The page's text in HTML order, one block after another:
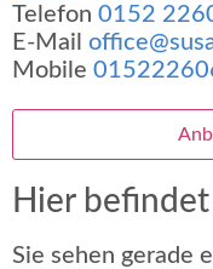
Telefon 0152
E-Mail
Mobile
Hier
Sie sehen gerade